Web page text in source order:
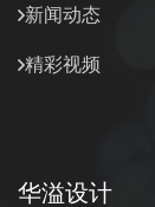
新闻动态
精彩视频
华溢设计